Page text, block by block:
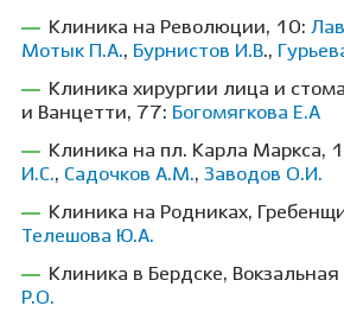
Клиника на Революции, 10:
Мотык П.А., Бурнистов И.В.,
Клиника хирургии лица и
и Ванцетти, 77: Богомягкова Е.А
Клиника на пл. Карла Маркса,
И.С., Садочков А.М., Заводов О.И.
Клиника на Родниках,
Телешова Ю.А.
Клиника в Бердске,
Р.О.